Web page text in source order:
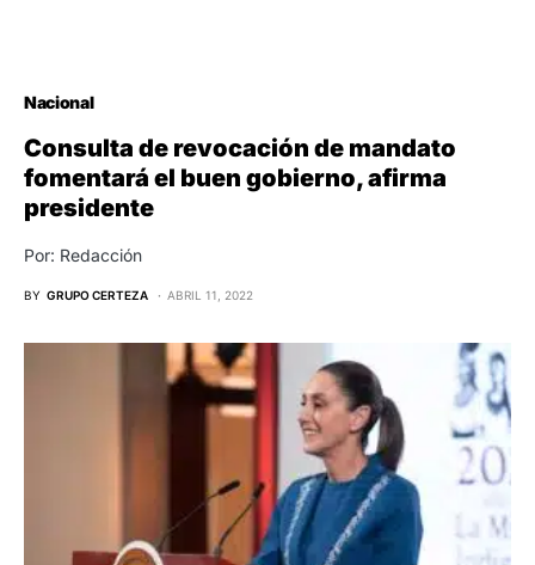
Nacional
Consulta de revocación de mandato
fomentará el buen gobierno, afirma
presidente
Por: Redacción
BY GRUPO CERTEZA ABRIL 11, 2022